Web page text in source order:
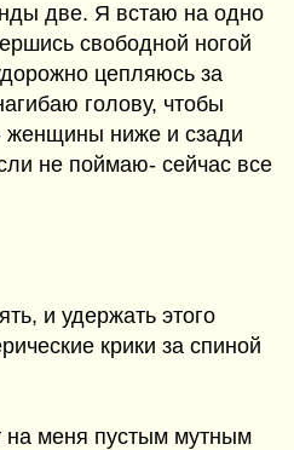
две. Я встаю на одно
свободной ногой
цепляюсь за
голову, чтобы
женщины ниже и сзади
не поймаю- сейчас все
и удержать этого
крики за спиной
на меня пустым мутным